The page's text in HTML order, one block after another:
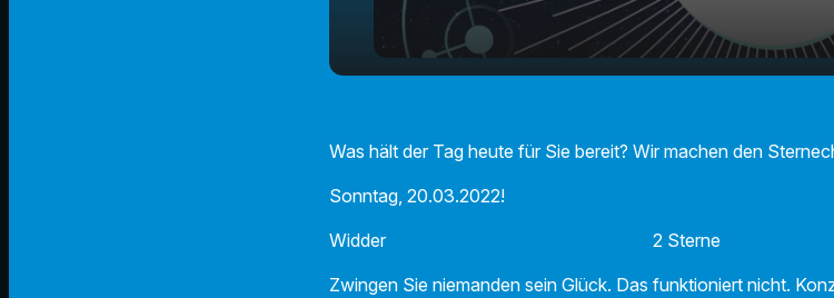
Was hält der Tag heute für Sie bereit? Wir machen den
Sonntag, 20.03.2022!
Widder 2 Sterne
Zwingen Sie niemanden sein Glück. Das funktioniert nicht.